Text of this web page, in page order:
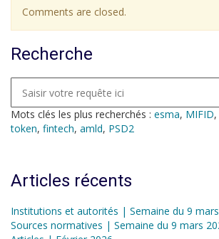
Comments are closed.
Recherche
Mots clés les plus recherchés : esma, MIFID,
token, fintech, amld, PSD2
Articles récents
Institutions et autorités | Semaine du 9
Sources normatives | Semaine du 9 mars